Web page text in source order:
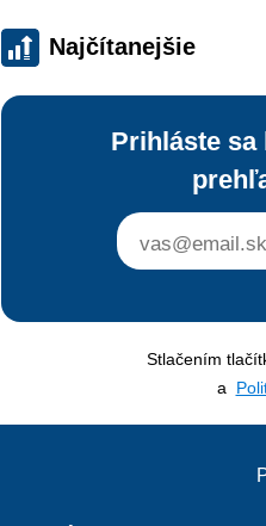
Najčítanejšie
Prihláste sa
Stlačením
a